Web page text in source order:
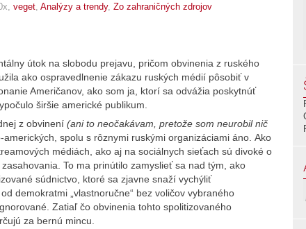
veget Analýzy a trendy, Zo zahraničných zdrojov
útok na slobodu prejavu, pričom obvinenia z ruského
ako ospravedlnenie zákazu ruských médií pôsobiť v
Američanov, ako som ja, ktorí sa odvážia poskytnúť
širšie americké publikum.
z obvinení (ani to neočakávam, pretože som neurobil nič
amerických, spolu s rôznymi ruskými organizáciami áno. Ako
médiách, ako aj na sociálnych sieťach sú divoké o
To ma prinútilo zamyslieť sa nad tým, ako
súdnictvo, ktoré sa zjavne snaží vychýliť
demokratmi „vlastnoručne“ bez voličov vybraného
Zatiaľ čo obvinenia tohto spolitizovaného
za bernú mincu.